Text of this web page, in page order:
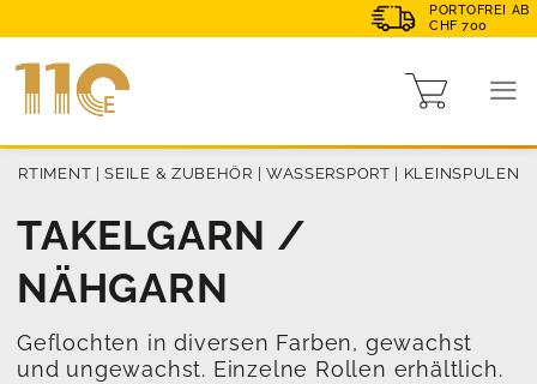
PORTOFREI AB
CHF 700
|SEILE & ZUBEHÖR | WASSERSPORT | KLEINSPULEN
TAKELGARN /
NÄHGARN
Geflochten in diversen Farben, gewachst
und ungewachst. Einzelne Rollen erhältlich.